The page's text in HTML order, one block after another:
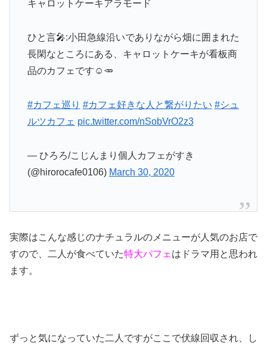
キャロットケーキアラモード
ひと言🎤:小田急線沿いでありながら畑に囲まれた
長閑なところにある、キャロットケーキが看板商
品のカフェです☺️🥕
#カフェ巡り #カフェ好きな人と繋がりたい #シュ
ルツカフェ pic.twitter.com/nSobVrO2z3
— ひろろ/こじんまり個人カフェがすき
(@hirorocafe0106) March 30, 2020
実際はこんな感じのナチュラルのメニューが人気のお店で
すので、二人が食べていた特大パフェ はドラマ用と思われ
ます。
ずっと気になっていた二人ですがここで伏線回収され、し